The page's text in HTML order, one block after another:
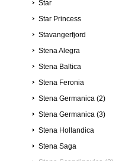
Star
Star Princess
Stavangerfjord
Stena Alegra
Stena Baltica
Stena Feronia
Stena Germanica (2)
Stena Germanica (3)
Stena Hollandica
Stena Saga